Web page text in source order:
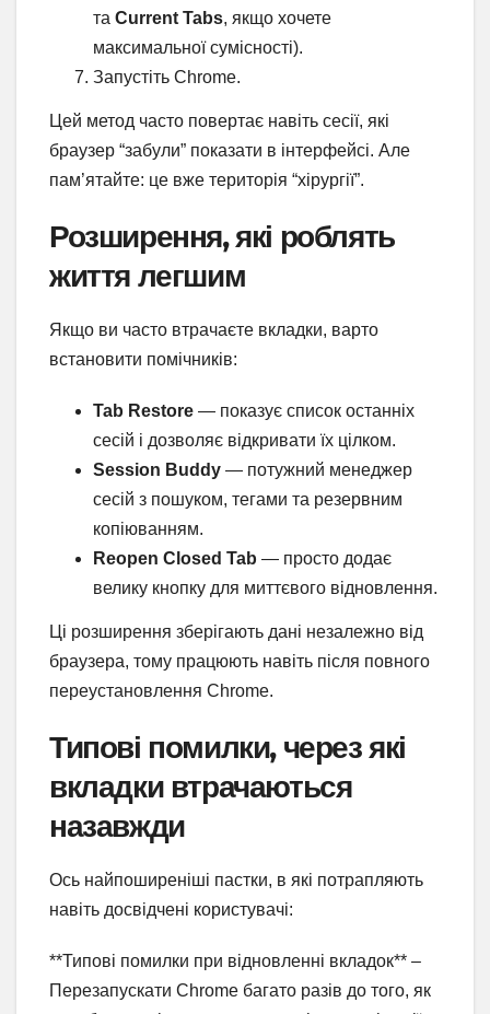
та Current Tabs, якщо хочете
максимальної сумісності).
Запустіть Chrome.
Цей метод часто повертає навіть сесії, які
браузер “забули” показати в інтерфейсі. Але
пам’ятайте: це вже територія “хірургії”.
Розширення, які роблять
життя легшим
Якщо ви часто втрачаєте вкладки, варто
встановити помічників:
Tab Restore — показує список останніх
сесій і дозволяє відкривати їх цілком.
Session Buddy — потужний менеджер
сесій з пошуком, тегами та резервним
копіюванням.
Reopen Closed Tab — просто додає
велику кнопку для миттєвого відновлення.
Ці розширення зберігають дані незалежно від
браузера, тому працюють навіть після повного
переустановлення Chrome.
Типові помилки, через які
вкладки втрачаються
назавжди
Ось найпоширеніші пастки, в які потрапляють
навіть досвідчені користувачі:
**Типові помилки при відновленні вкладок** –
Перезапускати Chrome багато разів до того, як